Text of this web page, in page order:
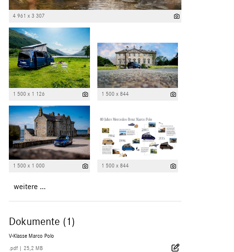
4 961 x 3 307
1 500 x 1 126 1 500 x 844
1 500 x 1 000 1 500 x 844
weitere ...
Dokumente (1)
V-Klasse Marco Polo
.pdf 25,2 MB